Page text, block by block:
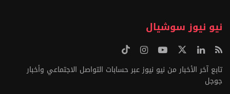
نيو نيوز سوشيال
تابع آخر الأخبار من نيو نيوز عبر حسابات التواصل الاجتماعي وأخبار
جوجل